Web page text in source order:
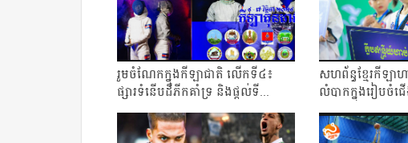
រួមចំណែក​ក្នុង​កីឡា​ជាតិ​ លើក​ទី៤​៖​
ផ្សារទំនើបដឺភីកគាំទ្រ និង​ផ្ដល់ទី...
សហព័ន្ធ​ខ្មែរ​កីឡា
លំបាក​ក្នុង​រៀបចំ​ជើ